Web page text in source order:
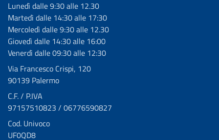
Lunedì dalle 9:30 alle 12.30
Martedì dalle 14:30 alle 17:30
Mercoledì dalle 9:30 alle 12.30
Giovedì dalle 14:30 alle 16:00
Venerdì dalle 09:30 alle 12:30
Via Francesco Crispi, 120
90139 Palermo
C.F. / P.IVA
97157510823 / 06776590827
Cod. Univoco
UF0QD8